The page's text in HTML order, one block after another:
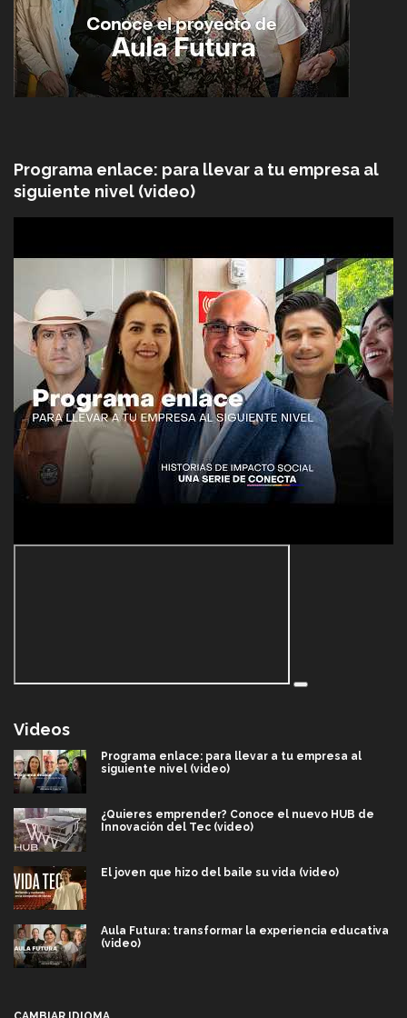
Programa enlace: para llevar a tu empresa al
siguiente nivel (video)
Videos
Programa enlace: para llevar a tu empresa al
siguiente nivel (video)
¿Quieres emprender? Conoce el nuevo HUB de
Innovación del Tec (video)
El joven que hizo del baile su vida (video)
Aula Futura: transformar la experiencia educativa
(video)